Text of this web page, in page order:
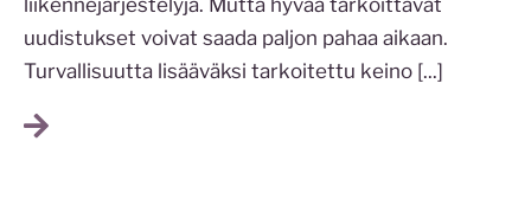
uudistukset voivat saada paljon pahaa aikaan.
Turvallisuutta lisääväksi tarkoitettu keino [...]